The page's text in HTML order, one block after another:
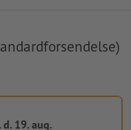
d. 19. aug.